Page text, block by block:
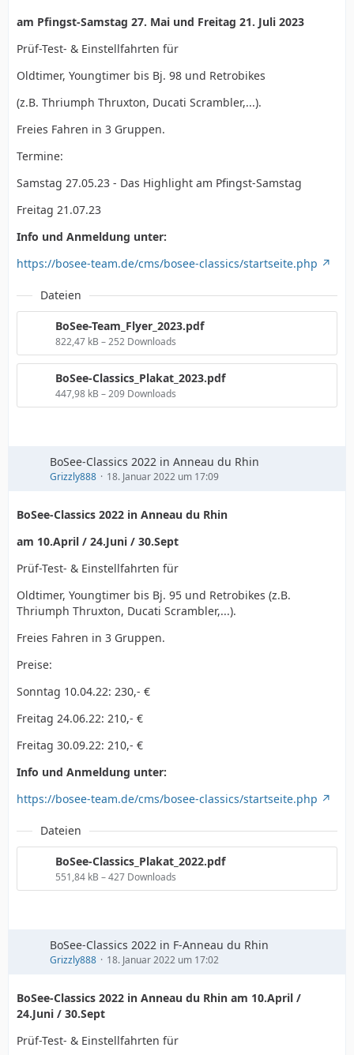
am Pfingst-Samstag 27. Mai und Freitag 21. Juli 2023
Prüf-Test- & Einstellfahrten für
Oldtimer, Youngtimer bis Bj. 98 und Retrobikes
(z.B. Thriumph Thruxton, Ducati Scrambler,...).
Freies Fahren in 3 Gruppen.
Termine:
Samstag 27.05.23 - Das Highlight am Pfingst-Samstag
Freitag 21.07.23
Info und Anmeldung unter:
https://bosee-team.de/cms/bosee-classics/startseite.php
Dateien
BoSee-Team_Flyer_2023.pdf
822,47 kB – 252 Downloads
BoSee-Classics_Plakat_2023.pdf
447,98 kB – 209 Downloads
BoSee-Classics 2022 in Anneau du Rhin
Grizzly888 18. Januar 2022 um 17:09
BoSee-Classics 2022 in Anneau du Rhin
am 10.April / 24.Juni / 30.Sept
Prüf-Test- & Einstellfahrten für
Oldtimer, Youngtimer bis Bj. 95 und Retrobikes (z.B.
Thriumph Thruxton, Ducati Scrambler,...).
Freies Fahren in 3 Gruppen.
Preise:
Sonntag 10.04.22: 230,- €
Freitag 24.06.22: 210,- €
Freitag 30.09.22: 210,- €
Info und Anmeldung unter:
https://bosee-team.de/cms/bosee-classics/startseite.php
Dateien
BoSee-Classics_Plakat_2022.pdf
551,84 kB – 427 Downloads
BoSee-Classics 2022 in F-Anneau du Rhin
Grizzly888 18. Januar 2022 um 17:02
BoSee-Classics 2022 in Anneau du Rhin am 10.April /
24.Juni / 30.Sept
Prüf-Test- & Einstellfahrten für